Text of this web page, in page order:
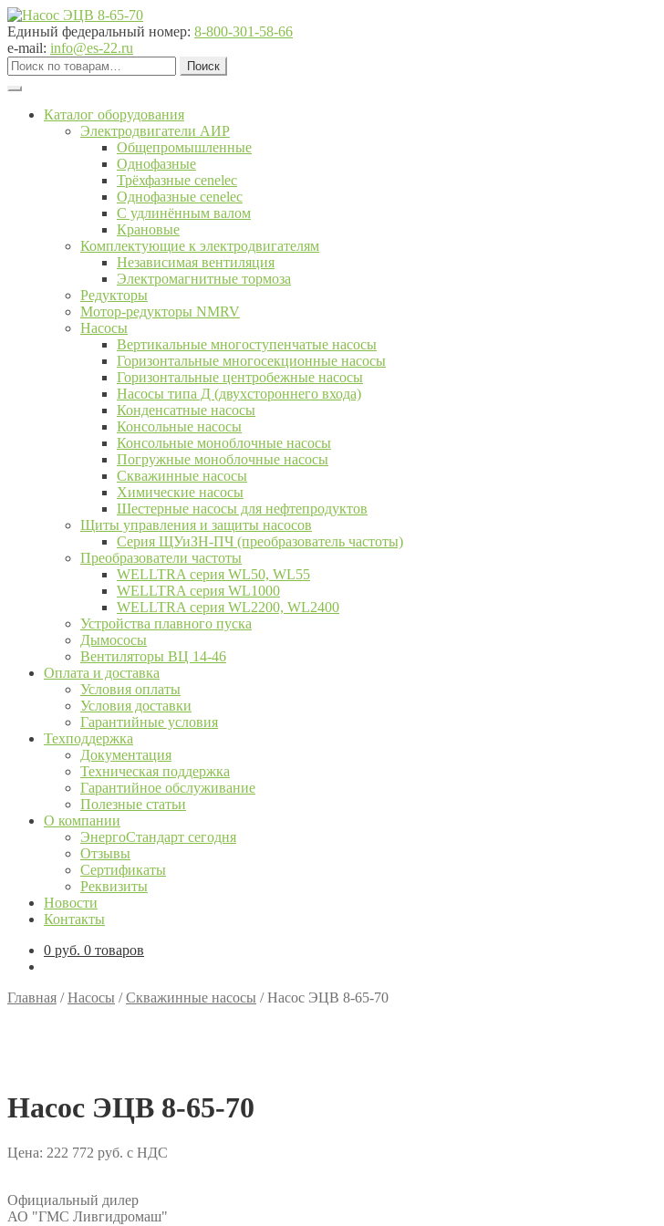
Перейти
к
навигации
Перейти
к
содержимому
Единый федеральный номер: 8-800-301-58-66
e-mail: info@es-22.ru
Искать:
Поиск
Каталог оборудования
Электродвигатели АИР
Общепромышленные
Однофазные
Трёхфазные cenelec
Однофазные cenelec
С удлинённым валом
Крановые
Комплектующие к электродвигателям
Независимая вентиляция
Электромагнитные тормоза
Редукторы
Мотор-редукторы NMRV
Насосы
Вертикальные многоступенчатые насосы
Горизонтальные многосекционные насосы
Горизонтальные центробежные насосы
Насосы типа Д (двухстороннего входа)
Конденсатные насосы
Консольные насосы
Консольные моноблочные насосы
Погружные моноблочные насосы
Скважинные насосы
Химические насосы
Шестерные насосы для нефтепродуктов
Щиты управления и защиты насосов
Серия ЩУиЗН-ПЧ (преобразователь частоты)
Преобразователи частоты
WELLTRA cерия WL50, WL55
WELLTRA cерия WL1000
WELLTRA серия WL2200, WL2400
Устройства плавного пуска
Дымососы
Вентиляторы ВЦ 14-46
Оплата и доставка
Условия оплаты
Условия доставки
Гарантийные условия
Техподдержка
Документация
Техническая поддержка
Гарантийное обслуживание
Полезные статьи
О компании
ЭнергоСтандарт сегодня
Отзывы
Сертификаты
Реквизиты
Новости
Контакты
0 руб. 0 товаров
Главная /Насосы /Скважинные насосы /Насос ЭЦВ 8-65-70
Насос ЭЦВ 8-65-70
Цена: 222 772 руб. с НДС
Официальный дилер
АО "ГМС Ливгидромаш"